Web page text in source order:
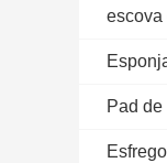
escova
Pad